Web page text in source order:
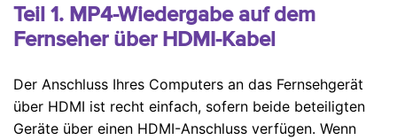
Teil 1. MP4-Wiedergabe auf dem
Fernseher über HDMI-Kabel
Der Anschluss Ihres Computers an das Fernsehgerät
über HDMI ist recht einfach, sofern beide beteiligten
Geräte über einen HDMI-Anschluss verfügen. Wenn